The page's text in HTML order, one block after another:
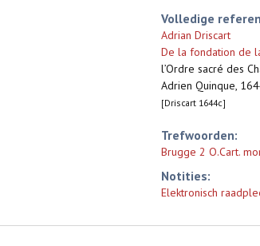
Volledige
Adrian Driscart
De la fondation de
l’Ordre sacré des
Adrien Quinque,
[Driscart 1644c]
Trefwoorden:
Brugge 2 O.Cart.
Notities:
Elektronisch